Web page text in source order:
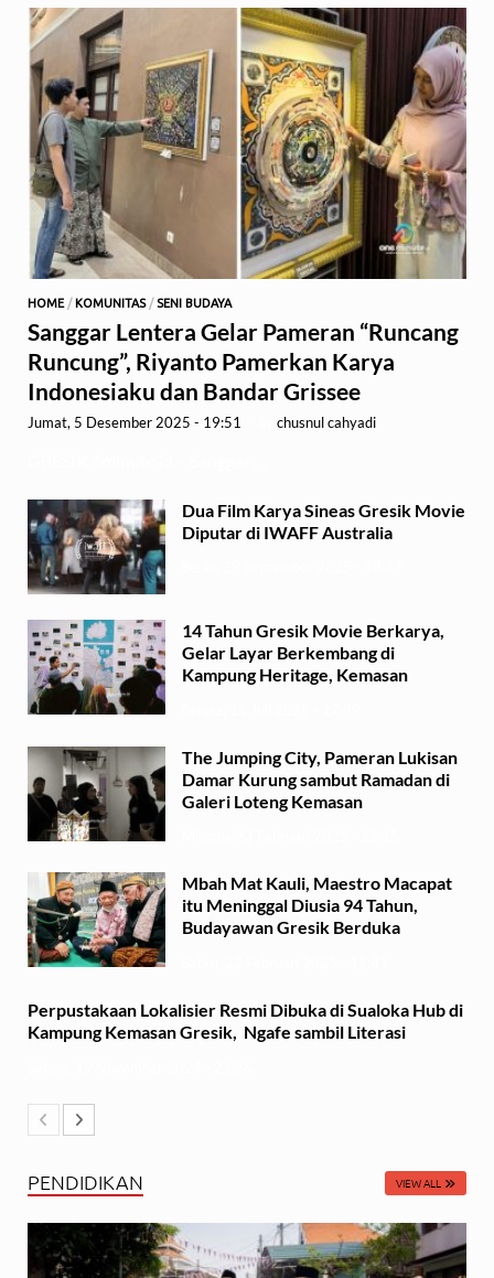
HOME / KOMUNITAS/ SENI BUDAYA
Sanggar Lentera Gelar Pameran “Runcang
Runcung”, Riyanto Pamerkan Karya
Indonesiaku dan Bandar Grissee
Jumat, 5 Desember 2025 - 19:51 chusnul cahyadi
Dua Film Karya Sineas Gresik Movie
Diputar di IWAFF Australia
14 Tahun Gresik Movie Berkarya,
Gelar Layar Berkembang di
Kampung Heritage, Kemasan
The Jumping City, Pameran Lukisan
Damar Kurung sambut Ramadan di
Galeri Loteng Kemasan
Mbah Mat Kauli, Maestro Macapat
itu Meninggal Diusia 94 Tahun,
Budayawan Gresik Berduka
Perpustakaan Lokalisier Resmi Dibuka di Sualoka Hub di
Kampung Kemasan Gresik, Ngafe sambil Literasi
PENDIDIKAN VIEW ALL